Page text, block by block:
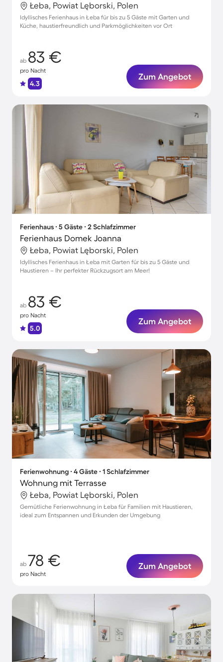
Łeba, Powiat Lęborski, Polen
Idyllisches Ferienhaus in Łeba für bis zu 5 Gäste mit Garten und
Küche, haustierfreundlich und Parkmöglichkeiten vor Ort
ab 83 €
pro Nacht
4.3
Zum Angebot
Ferienhaus ∙ 5 Gäste ∙ 2 Schlafzimmer
Ferienhaus Domek Joanna
Łeba, Powiat Lęborski, Polen
Idyllisches Ferienhaus in Łeba mit Garten für bis zu 5 Gäste und
Haustieren – Ihr perfekter Rückzugsort am Meer!
ab 83 €
pro Nacht
5.0
Zum Angebot
Ferienwohnung ∙ 4 Gäste ∙ 1 Schlafzimmer
Wohnung mit Terrasse
Łeba, Powiat Lęborski, Polen
Gemütliche Ferienwohnung in Łeba für Familien mit Haustieren,
ideal zum Entspannen und Erkunden der Umgebung
ab 78 €
pro Nacht
Zum Angebot